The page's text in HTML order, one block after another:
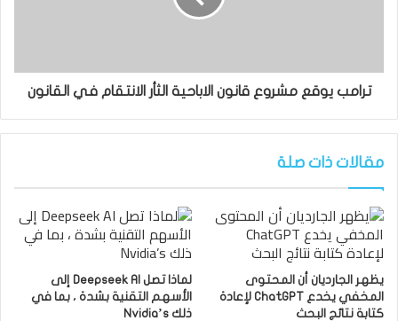
ترامب يوقع مشروع قانون الاباحية الثأر الانتقام في القانون
مقالات ذات صلة
يظهر الجارديان أن المحتوى
المخفي يخدع ChatGPT لإعادة
كتابة نتائج البحث
لماذا تصل Deepseek AI إلى
الأسهم التقنية بشدة ، بما في
ذلك Nvidia’s